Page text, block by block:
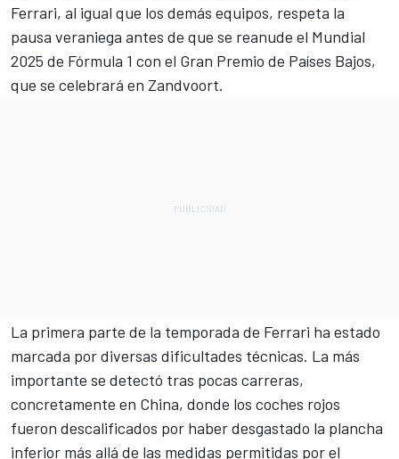
Ferrari, al igual que los demás equipos, respeta la
pausa veraniega antes de que se reanude el Mundial
2025 de Fórmula 1 con el Gran Premio de Países Bajos,
que se celebrará en Zandvoort.
La primera parte de la temporada de Ferrari ha estado
marcada por diversas dificultades técnicas. La más
importante se detectó tras pocas carreras,
concretamente en China, donde los coches rojos
fueron descalificados por haber desgastado la plancha
inferior más allá de las medidas permitidas por el